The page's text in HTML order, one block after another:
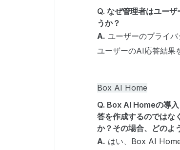
Q. なぜ管理者はユー
うか？
A. ユーザーのプライ
ユーザーのAI応答結果
Box AI Home
Q. Box AI Homeの導
答を作成するのではな
か？その場合、どのよ
A. はい、Box AI